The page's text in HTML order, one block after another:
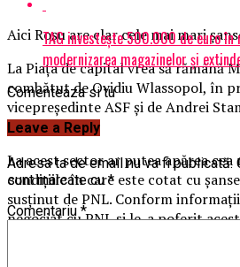
Aici Roşu are clar cele mai mari
La Piaţa de capital vrea să rămână
combătut de Ovidiu Wlassopol, în
vicepreşedinte ASF şi de Andrei
la CEC.
La acest sector ar putea apărea
condiţiile în care este cotat cu
susţinut de PNL. Conform
negociat cu PNL şi le-a poferit
audierile să fie liniştite, fără
TAG investește 500.000 de euro
modernizarea magazinelor și
Comenteaza si tu
Leave a Reply
Adresa ta de email nu va fi publicată.
sunt marcate cu*
Comentariu *